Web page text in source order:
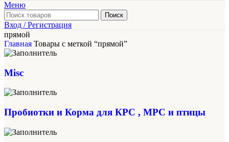
Меню
Поиск
Вход / Регистрация
прямой
Главная Товары с меткой “прямой”
Misc
Пробиотки и Корма для КРС , МРС и птицы